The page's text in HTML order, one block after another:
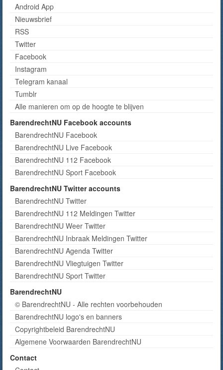
Android App
Nieuwsbrief
RSS
Twitter
Facebook
Instagram
Telegram kanaal
Tumblr
Alle manieren om op de hoogte te blijven
BarendrechtNU Facebook accounts
BarendrechtNU Facebook
BarendrechtNU Live Facebook
BarendrechtNU 112 Facebook
BarendrechtNU Sport Facebook
BarendrechtNU Twitter accounts
BarendrechtNU Twitter
BarendrechtNU 112 Meldingen Twitter
BarendrechtNU Weer Twitter
BarendrechtNU Inbraak Meldingen Twitter
BarendrechtNU Agenda Twitter
BarendrechtNU Vliegtuigen Twitter
BarendrechtNU Sport Twitter
BarendrechtNU
© BarendrechtNU - Alle rechten voorbehouden
BarendrechtNU logo's en banners
Copyrightbeleid BarendrechtNU
Algemene Voorwaarden BarendrechtNU
Contact